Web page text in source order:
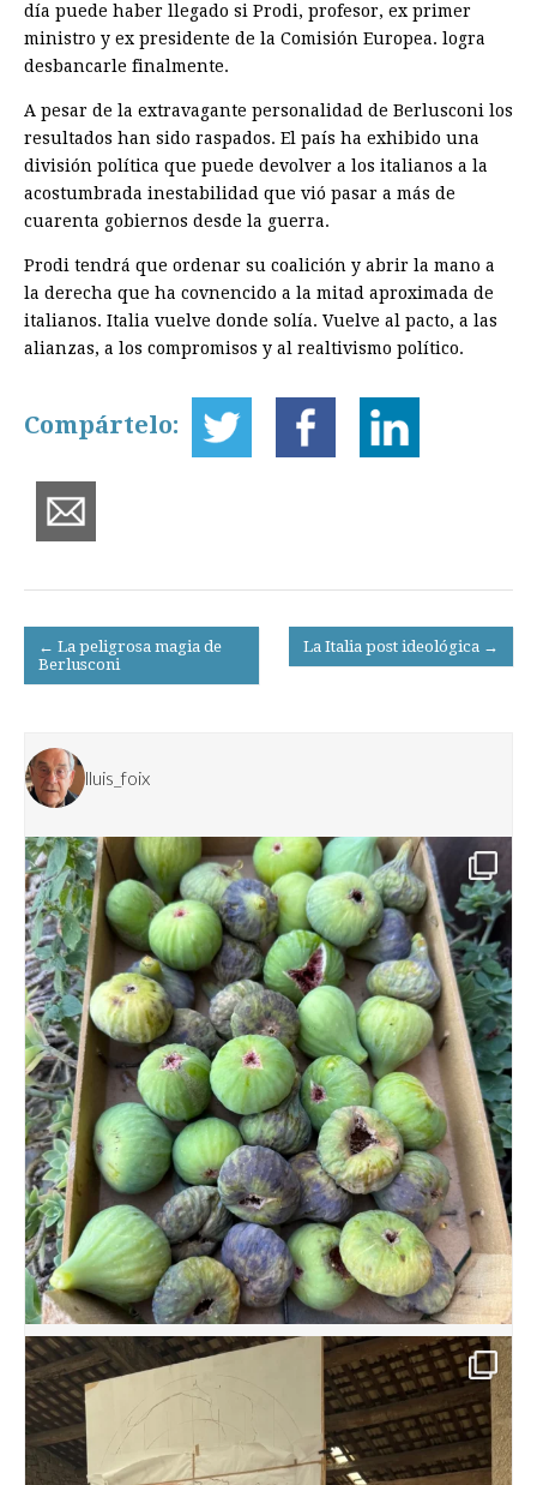
día puede haber llegado si Prodi, profesor, ex primer
ministro y ex presidente de la Comisión Europea. logra
desbancarle finalmente.
A pesar de la extravagante personalidad de Berlusconi los
resultados han sido raspados. El país ha exhibido una
división política que puede devolver a los italianos a la
acostumbrada inestabilidad que vió pasar a más de
cuarenta gobiernos desde la guerra.
Prodi tendrá que ordenar su coalición y abrir la mano a
la derecha que ha covnencido a la mitad aproximada de
italianos. Italia vuelve donde solía. Vuelve al pacto, a las
alianzas, a los compromisos y al realtivismo político.
Compártelo:
Post
navigation
← La peligrosa magia de
Berlusconi
La Italia post ideológica →
lluis_foix